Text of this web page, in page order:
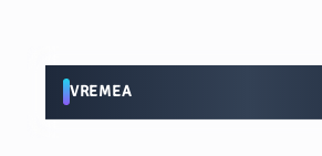
VREMEA